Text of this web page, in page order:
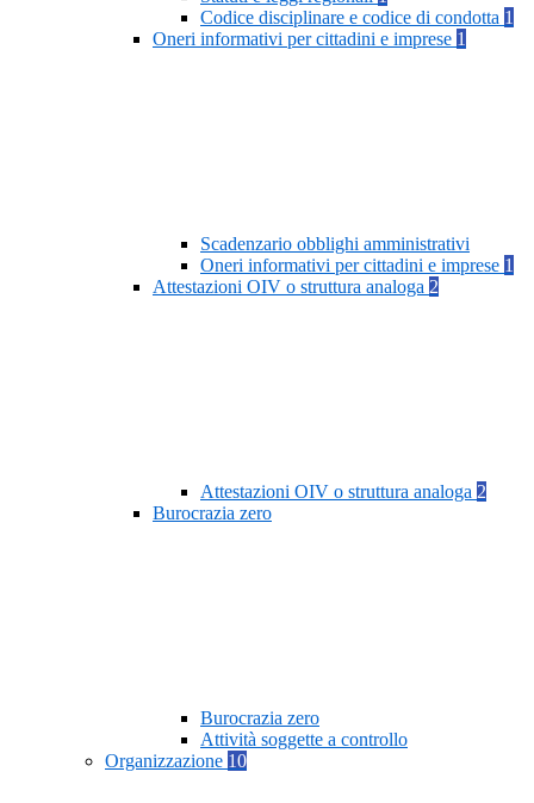
Codice disciplinare e codice di condotta 1
Oneri informativi per cittadini e imprese 1
Scadenzario obblighi amministrativi
Oneri informativi per cittadini e imprese 1
Attestazioni OIV o struttura analoga 2
Attestazioni OIV o struttura analoga 2
Burocrazia zero
Burocrazia zero
Attività soggette a controllo
Organizzazione 10